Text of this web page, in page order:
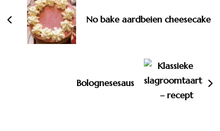
No bake aardbeien cheesecake
Bolognesesaus